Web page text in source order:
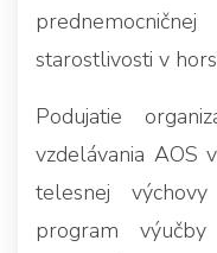
starostlivosti v
Podujatie
vzdelávania AOS
telesnej
program